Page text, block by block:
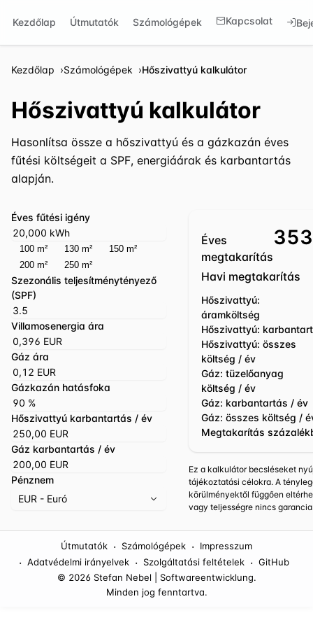
Kezdőlap Útmutatók Számológépek Kapcsolat
Kezdőlap Számológépek Hőszivattyú kalkulátor
Hőszivattyú kalkulátor
Hasonlítsa össze a hőszivattyú és a gázkazán éves
fűtési költségeit a SPF, energiáárak és karbantartás
alapján.
Éves fűtési igény
100 m² 130 m²
150 m²
200 m²
250 m²
Szezonális teljesítménytényező
(SPF)
Villamosenergia ára
Gáz ára
Gázkazán hatásfoka
Hőszivattyú karbantartás / év
Gáz karbantartás / év
Pénznem
EUR - Euró
Éves
megtakarítás
Havi megtakarítás
Hőszivattyú:
áramköltség
Hőszivattyú:
Hőszivattyú: összes
költség / év
Gáz: tüzelőanyag
költség / év
Gáz: karbantartás / év
Gáz: összes költség /
Megtakarítás
Ez a kalkulátor becsléseket
tájékoztatási célokra. A
körülményektől függően
vagy teljességre nincs
Útmutatók · Számológépek · Impresszum
· Adatvédelmi irányelvek · Szolgáltatási feltételek · GitHub
© 2026 Stefan Nebel | Softwareentwicklung.
Minden jog fenntartva.